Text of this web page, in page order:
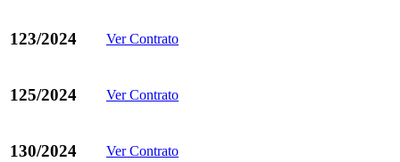
123/2024 Ver Contrato
125/2024 Ver Contrato
130/2024 Ver Contrato